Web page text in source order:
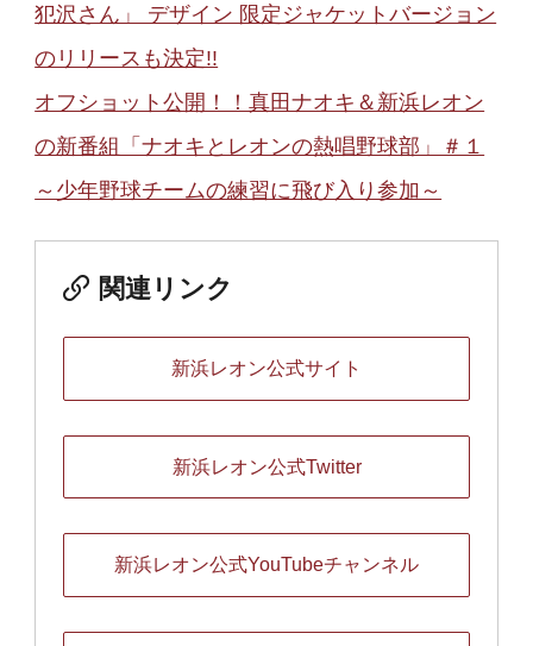
犯沢さん」 デザイン 限定ジャケットバージョン
のリリースも決定!!
オフショット公開！！真田ナオキ＆新浜レオン
の新番組「ナオキとレオンの熱唱野球部」＃１
～少年野球チームの練習に飛び入り参加～
関連リンク
新浜レオン公式サイト
新浜レオン公式Twitter
新浜レオン公式YouTubeチャンネル